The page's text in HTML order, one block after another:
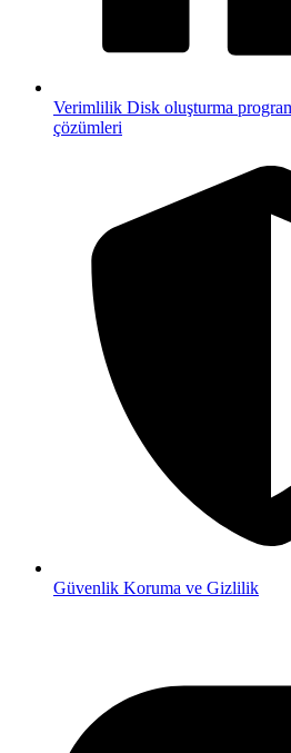
Verimlilik Disk oluşturma
çözümleri
Güvenlik Koruma ve Gizlilik